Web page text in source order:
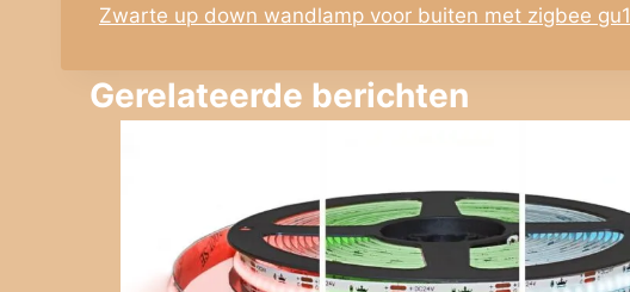
Zwarte up down wandlamp voor buiten met zigbee
Gerelateerde berichten